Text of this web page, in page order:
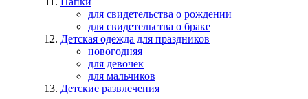
для свидетельства о рождении
для свидетельства о браке
Детская одежда для праздников
новогодняя
для девочек
для мальчиков
Детские развлечения